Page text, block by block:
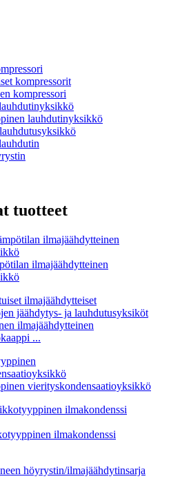
kompressorit
kompressori
lauhdutinyksikkö
tuotteet
ilmajäähdytteinen
ilmajäähdytteinen
...
vierityskondensaatioyksikkö
ilmakondenssi